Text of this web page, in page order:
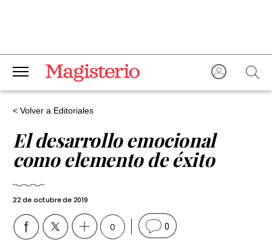
< Volver a Editoriales
El desarrollo emocional
como elemento de éxito
22 de octubre de 2019
0 0